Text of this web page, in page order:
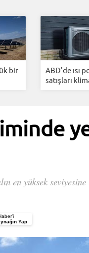
bir
ABD'de ısı
satışları
en yüksek
Yap